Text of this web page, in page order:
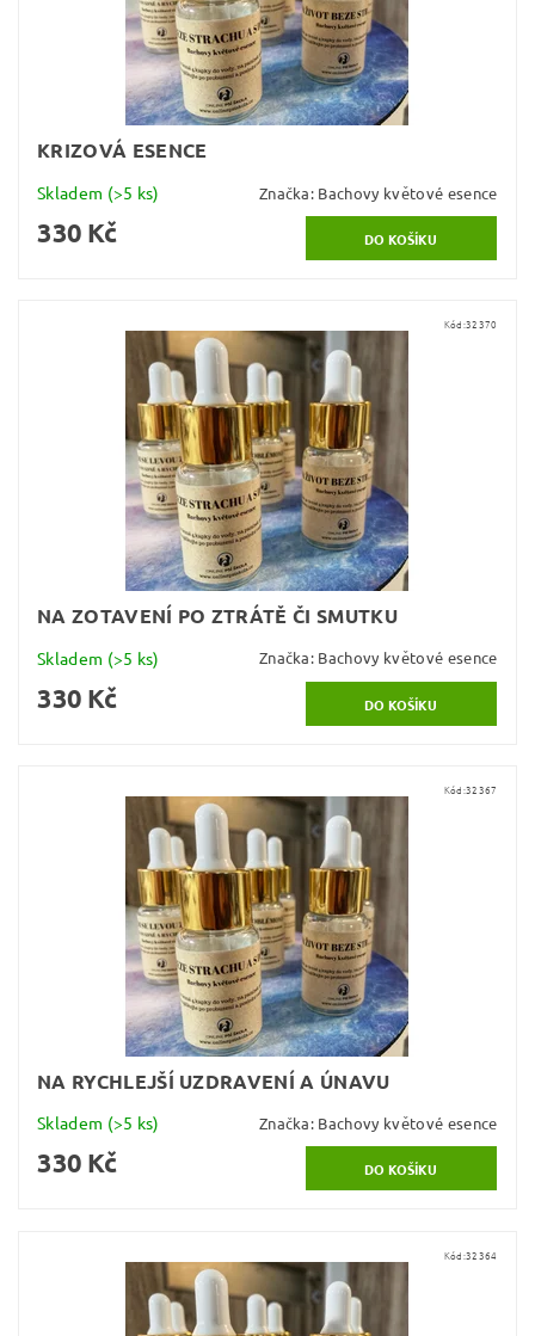
KRIZOVÁ ESENCE
Skladem (>5 ks) Značka: Bachovy květové esence
330 Kč
Kód:32370
NA ZOTAVENÍ PO ZTRÁTĚ ČI SMUTKU
Skladem (>5 ks) Značka: Bachovy květové esence
330 Kč
Kód:32367
NA RYCHLEJŠÍ UZDRAVENÍ A ÚNAVU
Skladem (>5 ks) Značka: Bachovy květové esence
330 Kč
Kód:32364